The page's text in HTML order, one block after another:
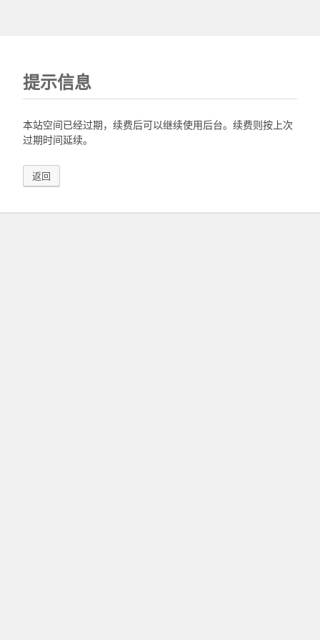
提示信息
本站空间已经过期，续费后可以继续使用后台。续费则按上次
过期时间延续。
返回